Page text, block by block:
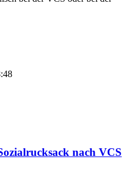
nach VCS